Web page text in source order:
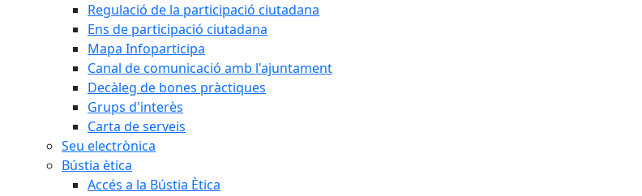
Regulació de la participació ciutadana
Ens de participació ciutadana
Mapa Infoparticipa
Canal de comunicació amb l'ajuntament
Decàleg de bones pràctiques
Grups d'interès
Carta de serveis
Seu electrònica
Bústia ètica
Accés a la Bústia Ètica